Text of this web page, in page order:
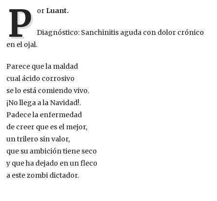
P or Luant.
Diagnóstico: Sanchinitis aguda con dolor crónico
en el ojal.
Parece que la maldad
cual ácido corrosivo
se lo está comiendo vivo.
¡No llega a la Navidad!.
Padece la enfermedad
de creer que es el mejor,
un trilero sin valor,
que su ambición tiene seco
y que ha dejado en un fleco
a este zombi dictador.